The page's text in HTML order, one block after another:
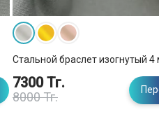
Стальной браслет изогнутый 4
7300 Тг.
8000 Тг.